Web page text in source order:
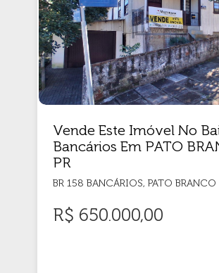
Vende Este Imóvel No
Bancários Em PATO
PR
BR 158 BANCÁRIOS, PATO BRANCO
R$ 650.000,00